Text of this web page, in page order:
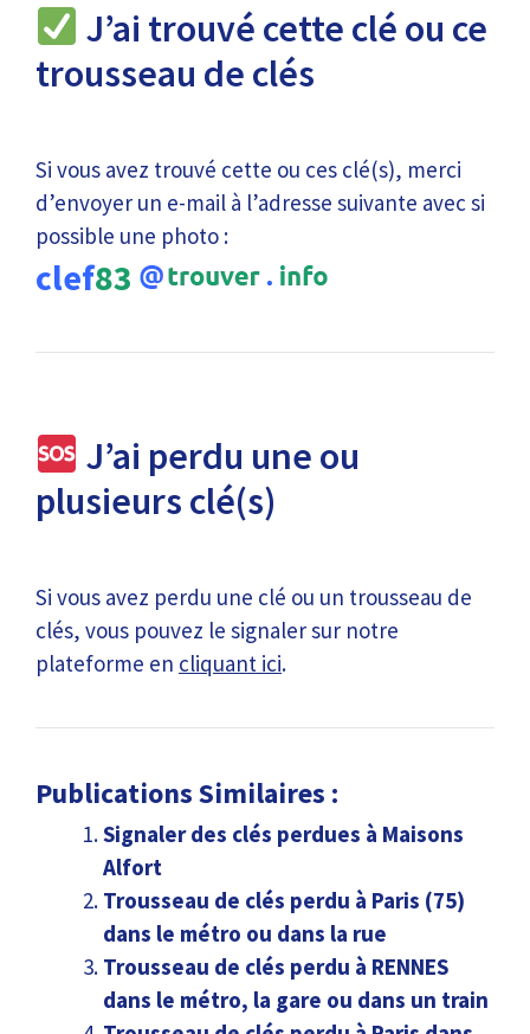
J’ai trouvé cette clé ou ce
trousseau de clés
Si vous avez trouvé cette ou ces clé(s), merci
d’envoyer un e-mail à l’adresse suivante avec si
possible une photo :
clef83
J’ai perdu une ou
plusieurs clé(s)
Si vous avez perdu une clé ou un trousseau de
clés, vous pouvez le signaler sur notre
plateforme en cliquant ici.
Publications Similaires :
Signaler des clés perdues à Maisons
Alfort
Trousseau de clés perdu à Paris (75)
dans le métro ou dans la rue
Trousseau de clés perdu à RENNES
dans le métro, la gare ou dans un train